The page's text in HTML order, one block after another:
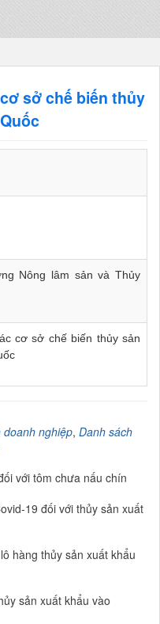
sở chế biến thủy
Nông lâm sản và Thủy
cơ sở chế biến thủy sản
doanh nghiệp, Danh sách
với tôm chưa nấu chín
19 đối với thủy sản xuất
hàng thủy sản xuất khẩu
sản xuất khẩu vào